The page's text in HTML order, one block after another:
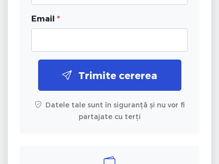
Email *
Trimite cererea
Datele tale sunt în siguranță și nu vor fi
partajate cu terți